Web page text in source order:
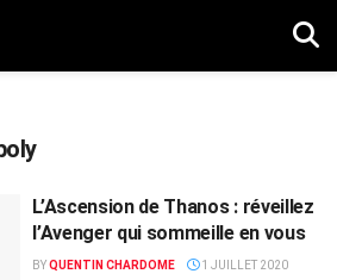
L’Ascension de Thanos : réveillez
l’Avenger qui sommeille en vous
BYQUENTIN CHARDOME 1 JUILLET 2020